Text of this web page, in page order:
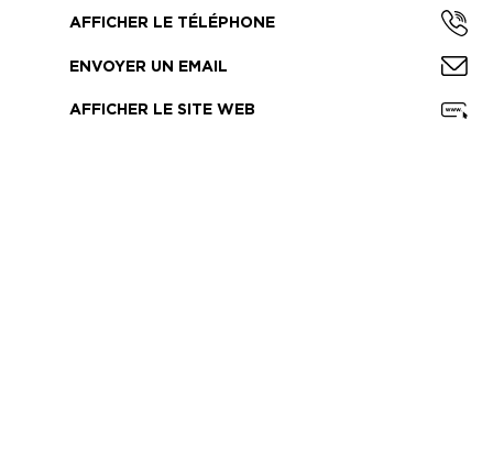
AFFICHER LE TÉLÉPHONE
ENVOYER UN EMAIL
AFFICHER LE SITE WEB